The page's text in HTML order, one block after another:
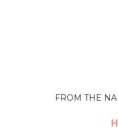
FROM THE NAIL- Water Beans